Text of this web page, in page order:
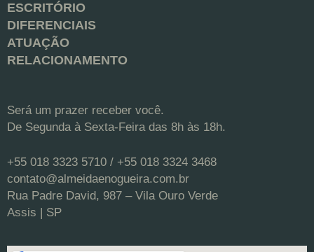
ESCRITÓRIO
DIFERENCIAIS
ATUAÇÃO
RELACIONAMENTO
Será um prazer receber você.
De Segunda à Sexta-Feira das 8h às 18h.
+55 018 3323 5710 / +55 018 3324 3468
contato@almeidaenogueira.com.br
Rua Padre David, 987 – Vila Ouro Verde
Assis | SP